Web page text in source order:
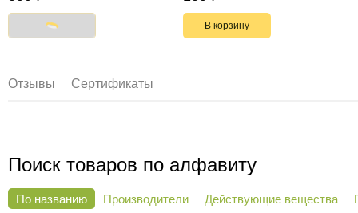
В корзину
Отзывы Сертификаты
Поиск товаров по алфавиту
По названию Производители Действующие вещества